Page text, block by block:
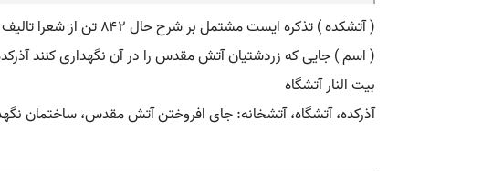
( آتشکده ) تذکره ایست مشتمل بر شرح حال ۸۴۲ تن از شعرا تالیف لطفعلی بیگ آذر وی آن را در سال چهلم زندگی خود یعنی در ۱۱۷۴ ه٠ ق ٠ تالیف کرده است ٠
( اسم ) جایی که زردشتیان آتش مقدس را در آن نگهداری کنند
بیت النار آتشگاه
آذرکده، آتشگاه، آتشخانه: جای افروختن آتش مقدس، ساختمان